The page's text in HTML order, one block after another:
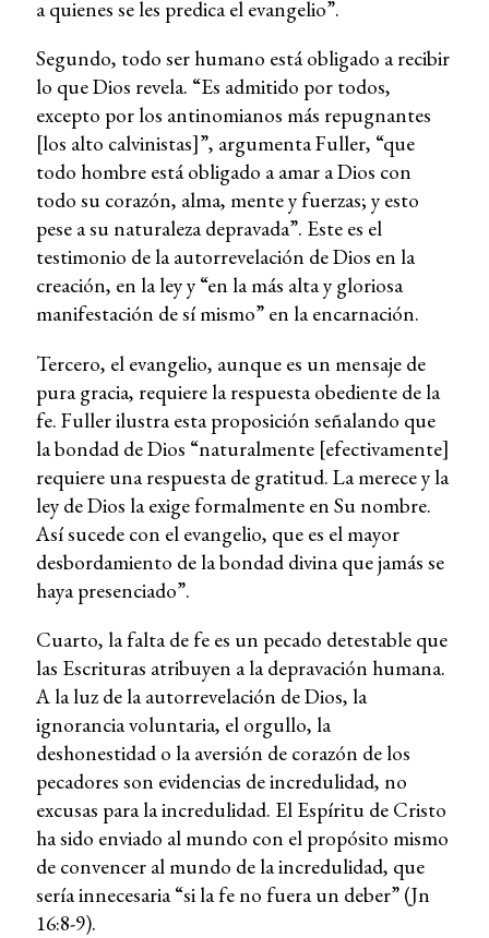
a quienes se les predica el evangelio”.
Segundo, todo ser humano está obligado a recibir
lo que Dios revela. “Es admitido por todos,
excepto por los antinomianos más repugnantes
[los alto calvinistas]”, argumenta Fuller, “que
todo hombre está obligado a amar a Dios con
todo su corazón, alma, mente y fuerzas; y esto
pese a su naturaleza depravada”. Este es el
testimonio de la autorrevelación de Dios en la
creación, en la ley y “en la más alta y gloriosa
manifestación de sí mismo” en la encarnación.
Tercero, el evangelio, aunque es un mensaje de
pura gracia, requiere la respuesta obediente de la
fe. Fuller ilustra esta proposición señalando que
la bondad de Dios “naturalmente [efectivamente]
requiere una respuesta de gratitud. La merece y la
ley de Dios la exige formalmente en Su nombre.
Así sucede con el evangelio, que es el mayor
desbordamiento de la bondad divina que jamás se
haya presenciado”.
Cuarto, la falta de fe es un pecado detestable que
las Escrituras atribuyen a la depravación humana.
A la luz de la autorrevelación de Dios, la
ignorancia voluntaria, el orgullo, la
deshonestidad o la aversión de corazón de los
pecadores son evidencias de incredulidad, no
excusas para la incredulidad. El Espíritu de Cristo
ha sido enviado al mundo con el propósito mismo
de convencer al mundo de la incredulidad, que
sería innecesaria “si la fe no fuera un deber” (Jn
16:8-9).